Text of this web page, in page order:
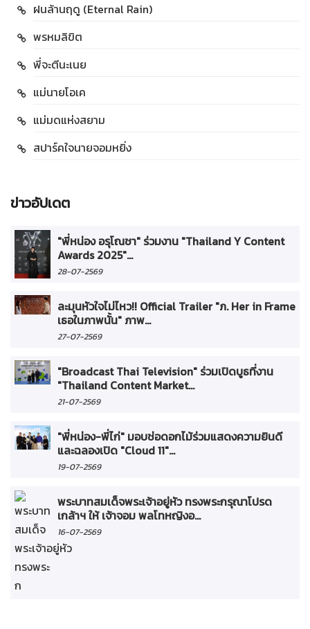
ฝนล้านฤดู (Eternal Rain)
พรหมลิขิต
พี่จะตีนะเนย
แม่นายโอเค
แม่มดแห่งสยาม
สปาร์คใจนายจอมหยิ่ง
ข่าวอัปเดต
"พี่หน่อง อรุโณชา" ร่วมงาน "Thailand Y Content
Awards 2025"...
28-07-2569
ละมุนหัวใจไม่ไหว!! Official Trailer "ภ. Her in Frame
เธอในภาพนั้น" ภาพ...
27-07-2569
"Broadcast Thai Television" ร่วมเปิดบูธที่งาน
"Thailand Content Market...
21-07-2569
"พี่หน่อง-พี่ไก่" มอบช่อดอกไม้ร่วมแสดงความยินดี
และฉลองเปิด "Cloud 11"...
19-07-2569
พระบาทสมเด็จพระเจ้าอยู่หัว ทรงพระกรุณาโปรด
เกล้าฯ ให้ เจ้าจอม พลโทหญิงอ...
16-07-2569